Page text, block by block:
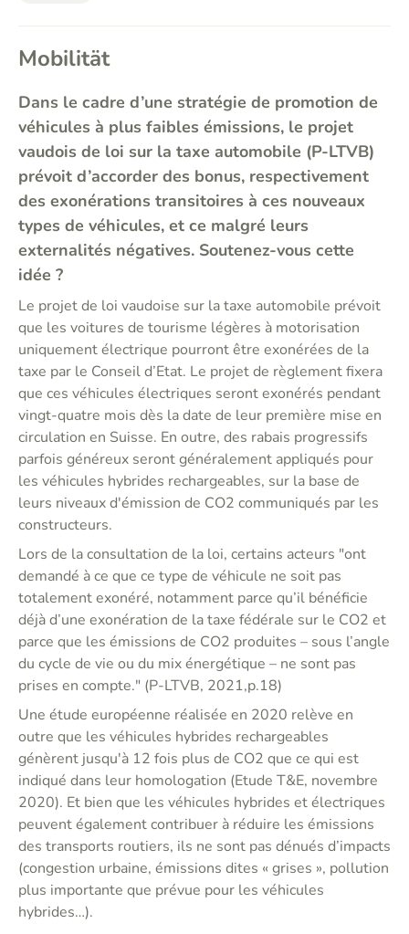
Mobilität
Dans le cadre d’une stratégie de promotion de
véhicules à plus faibles émissions, le projet
vaudois de loi sur la taxe automobile (P-LTVB)
prévoit d’accorder des bonus, respectivement
des exonérations transitoires à ces nouveaux
types de véhicules, et ce malgré leurs
externalités négatives. Soutenez-vous cette
idée ?
Le projet de loi vaudoise sur la taxe automobile prévoit
que les voitures de tourisme légères à motorisation
uniquement électrique pourront être exonérées de la
taxe par le Conseil d’Etat. Le projet de règlement fixera
que ces véhicules électriques seront exonérés pendant
vingt-quatre mois dès la date de leur première mise en
circulation en Suisse. En outre, des rabais progressifs
parfois généreux seront généralement appliqués pour
les véhicules hybrides rechargeables, sur la base de
leurs niveaux d'émission de CO2 communiqués par les
constructeurs.
Lors de la consultation de la loi, certains acteurs "ont
demandé à ce que ce type de véhicule ne soit pas
totalement exonéré, notamment parce qu’il bénéficie
déjà d’une exonération de la taxe fédérale sur le CO2 et
parce que les émissions de CO2 produites – sous l’angle
du cycle de vie ou du mix énergétique – ne sont pas
prises en compte." (P-LTVB, 2021,p.18)
Une étude européenne réalisée en 2020 relève en
outre que les véhicules hybrides rechargeables
génèrent jusqu'à 12 fois plus de CO2 que ce qui est
indiqué dans leur homologation (Etude T&E, novembre
2020). Et bien que les véhicules hybrides et électriques
peuvent également contribuer à réduire les émissions
des transports routiers, ils ne sont pas dénués d’impacts
(congestion urbaine, émissions dites « grises », pollution
plus importante que prévue pour les véhicules
hybrides…).